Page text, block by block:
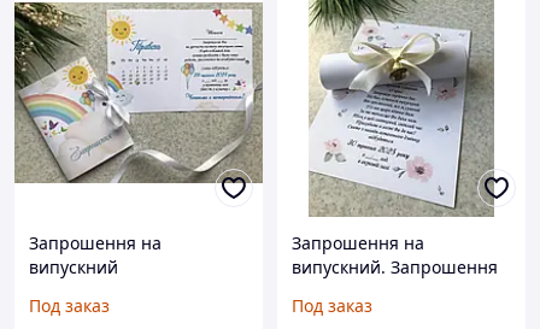
Запрошення на
випускний
Под заказ
Запрошення на
випускний. Запрошення
Под заказ